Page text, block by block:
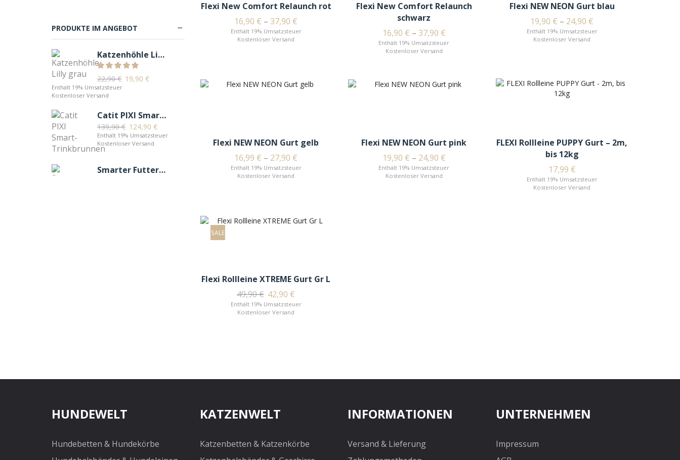
Flexi New Comfort Relaunch rot
16,90 € –37,90 €
Enthält 19% Umsatzsteuer
Kostenloser Versand
Flexi New Comfort Relaunch
schwarz
16,90 € – 37,90 €
Enthält 19% Umsatzsteuer
Kostenloser Versand
Flexi NEW NEON Gurt blau
19,90 € – 24,90 €
Enthält 19% Umsatzsteuer
Kostenloser Versand
Flexi NEW NEON Gurt gelb
16,99 € – 27,90 €
Enthält 19% Umsatzsteuer
Kostenloser Versand
Flexi NEW NEON Gurt pink
19,90 € – 24,90 €
Enthält 19% Umsatzsteuer
Kostenloser Versand
FLEXI Rollleine PUPPY Gurt – 2m,
bis 12kg
17,99 €
Enthält 19% Umsatzsteuer
Kostenloser Versand
SALE
Flexi Rollleine XTREME Gurt Gr L
49,90€ 42,90 €
Enthält 19% Umsatzsteuer
Kostenloser Versand
Snacks
Spielzeug & Sport
Trockenfutter
Unterwegs
Katzen
Betten & Körbe
Halsbänder & Geschirre
Näpfe & Tränken
Kleintierfutter & Snacks
PRODUKTE IM ANGEBOT
Katzenhöhle Lilly grau
22,90€ 19,90 €
Enthält 19% Umsatzsteuer
Kostenloser Versand
Catit PIXI Smart-Trinkbrunnen
139,90€ 124,90 €
Enthält 19% Umsatzsteuer
Kostenloser Versand
Smarter Futterautomat (WiFi)
HUNDEWELT
Hundebetten & Hundekörbe
KATZENWELT
Katzenbetten & Katzenkörbe
INFORMATIONEN
Versand & Lieferung
UNTERNEHMEN
Impressum